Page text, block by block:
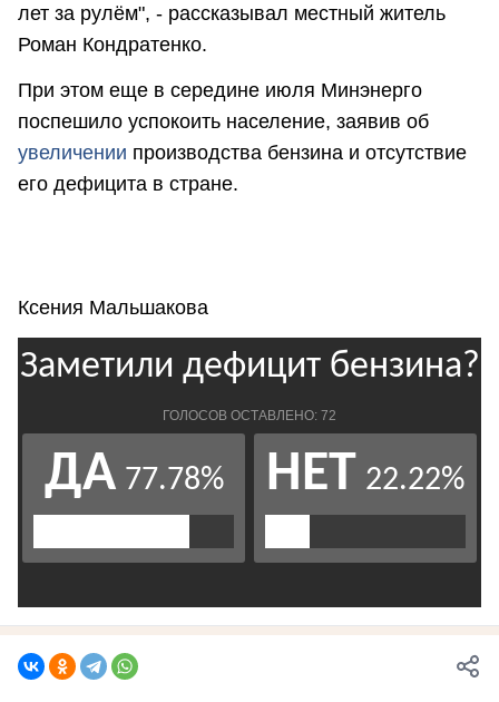
лет за рулём", - рассказывал местный житель
Роман Кондратенко.
При этом еще в середине июля Минэнерго
поспешило успокоить население, заявив об
увеличении производства бензина и отсутствие
его дефицита в стране.
Ксения Мальшакова